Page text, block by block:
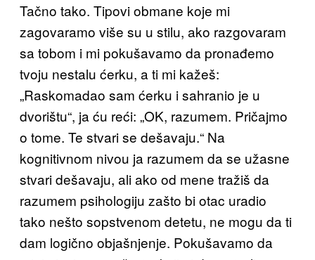
Tačno tako. Tipovi obmane koje mi
zagovaramo više su u stilu, ako razgovaram
sa tobom i mi pokušavamo da pronađemo
tvoju nestalu ćerku, a ti mi kažeš:
„Raskomadao sam ćerku i sahranio je u
dvorištu“, ja ću reći: „OK, razumem. Pričajmo
o tome. Te stvari se dešavaju.“ Na
kognitivnom nivou ja razumem da se užasne
stvari dešavaju, ali ako od mene tražiš da
razumem psihologiju zašto bi otac uradio
tako nešto sopstvenom detetu, ne mogu da ti
dam logično objašnjenje. Pokušavamo da